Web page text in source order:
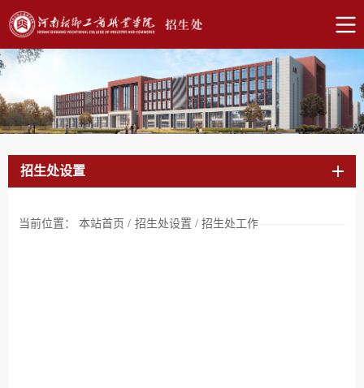
招生处设置
当前位置： 本站首页 / 招生处设置 / 招生处工作